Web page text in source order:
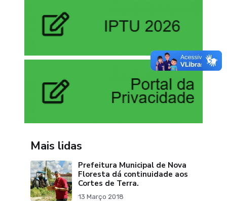
Mais lidas
Prefeitura Municipal de Nova
Floresta dá continuidade aos
Cortes de Terra.
13 Março 2018